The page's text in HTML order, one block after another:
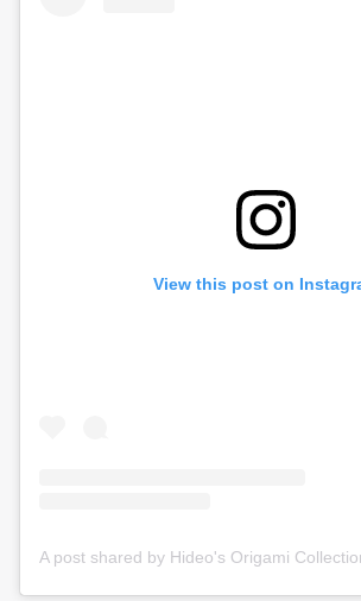
View this post on